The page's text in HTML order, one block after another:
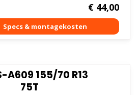
€44,00
A609 155/70 R13
75T